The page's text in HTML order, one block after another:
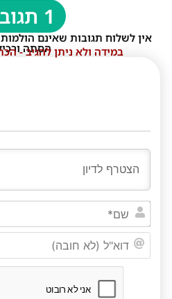
1 תגובות
אין לשלוח תגובות שאינם
הסתה
במידה ולא ניתן להגיב -